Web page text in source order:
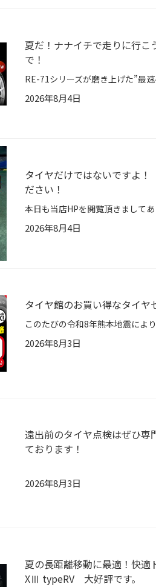
夏だ！ナナイチで走りに行
で！
2026年8月4日
タイヤだけではないですよ
ださい！
2026年8月4日
タイヤ館のお買い得なタイヤ
2026年8月3日
遠出前のタイヤ点検はぜひ
ております！
2026年8月3日
夏の長距離移動に最適！快
XⅢ typeRV 大好評です。